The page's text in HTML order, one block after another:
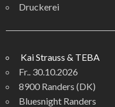
Druckerei
Kai Strauss & TEBA
Fr.. 30.10.2026
8900 Randers (DK)
Bluesnight Randers